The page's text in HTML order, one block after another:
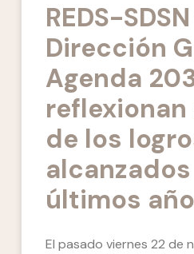
REDS-
Dirección
Agenda
de los
últimos
El pasado viernes 22 de